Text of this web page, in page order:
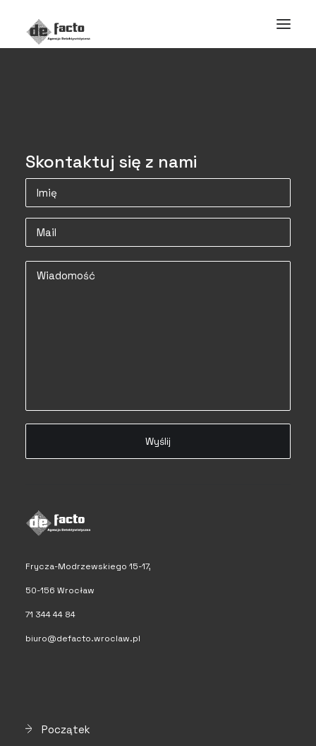
Skontaktuj się z nami
Frycza-Modrzewskiego 15-17,
50-156 Wrocław
71 344 44 84
biuro@defacto.wroclaw.pl
Początek